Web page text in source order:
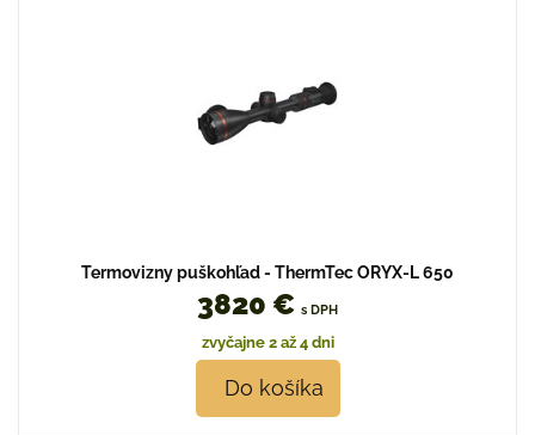
Termovizny puškohľad - ThermTec ORYX-L 650
3820 € s DPH
zvyčajne 2 až 4 dni
Do košíka